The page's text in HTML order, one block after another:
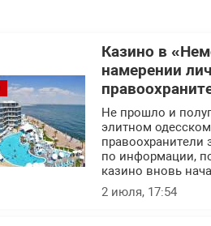
Казино в
намерении
Не прошло и
элитном одесском
правоохранители
по информации,
казино вновь
2 июля, 17:54